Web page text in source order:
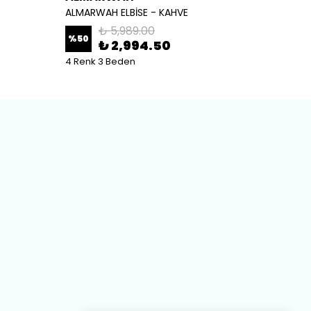
ALMARWAH ELBİSE - KAHVE
%50 ₺ 5,989.00
₺ 2,994.50
4 Renk 3 Beden